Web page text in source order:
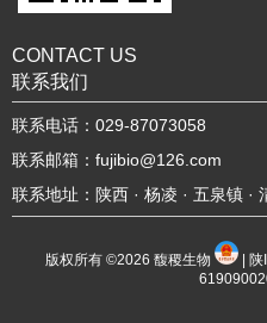
CONTACT US
联系我们
联系电话：029-87073058
联系邮箱：fujibio@126.com
联系地址：陕西 · 杨凌 · 五泉镇 ·
版权所有 ©2026馥稷生物